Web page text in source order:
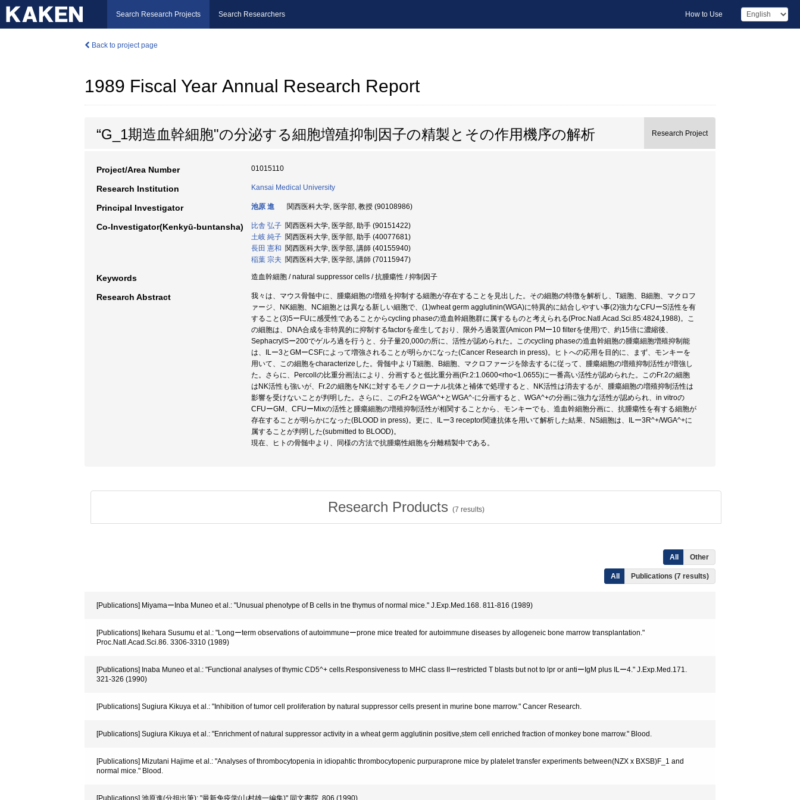
Search Research Projects Search Researchers How to Use
Back to project page
1989 Fiscal Year Annual Research Report
“G_1期造血幹細胞"の分泌する細胞増殖抑制因子の精製とその作用機序の解析 Research Project
Project/Area Number 01015110
Research Institution Kansai Medical University
Principal Investigator 池原 進 関西医科大学, 医学部, 教授 (90108986)
Co-Investigator(Kenkyū-buntansha) 比舎 弘子 関西医科大学, 医学部, 助手 (90151422)
土岐 純子 関西医科大学, 医学部, 助手 (40077681)
長田 憲和 関西医科大学, 医学部, 講師 (40155940)
稲葉 宗夫 関西医科大学, 医学部, 講師 (70115947)
Keywords 造血幹細胞 / natural suppressor cells / 抗腫瘍性 / 抑制因子
Research Abstract
我々は、マウス骨髄中に、腫瘍細胞の増殖を抑制する細胞が存在することを見出した。その細胞の特徴を解析し、T細胞、B細胞、マクロフ
ァージ、NK細胞、NC細胞とは異なる新しい細胞で、(1)wheat germ agglutinin(WGA)に特異的に結合しやすい事(2)強力なCFUーS活性を有
すること(3)5ーFUに感受性であることからcycling phaseの造血幹細胞群に属するものと考えられる(Proc.Natl.Acad.Sci.85:4824,1988)。こ
の細胞は、DNA合成を非特異的に抑制するfactorを産生しており、限外ろ過装置(Amicon PMー10 filterを使用)で、約15倍に濃縮後、
SephacrylSー200でゲルろ過を行うと、分子量20,000の所に、活性が認められた。このcycling phaseの造血幹細胞の腫瘍細胞増殖抑制能
は、ILー3とGMーCSFによって増強されることが明らかになった(Cancer Research in press)。ヒトへの応用を目的に、まず、モンキーを
用いて、この細胞をcharacterizeした。骨髄中よりT細胞、B細胞、マクロファージを除去するに従って、腫瘍細胞の増殖抑制活性が増強し
た。さらに、Percollの比重分画法により、分画すると低比重分画(Fr.2:1.0600<rho<1.0655)に一番高い活性が認められた。このFr.2の細胞
はNK活性も強いが、Fr.2の細胞をNKに対するモノクローナル抗体と補体で処理すると、NK活性は消去するが、腫瘍細胞の増殖抑制活性は
影響を受けないことが判明した。さらに、このFr.2をWGA^+とWGA^-に分画すると、WGA^+の分画に強力な活性が認められ、in vitroの
CFUーGM、CFUーMixの活性と腫瘍細胞の増殖抑制活性が相関することから、モンキーでも、造血幹細胞分画に、抗腫瘍性を有する細胞が
存在することが明らかになった(BLOOD in press)。更に、ILー3 receptor関連抗体を用いて解析した結果、NS細胞は、ILー3R^+/WGA^+に
属することが判明した(submitted to BLOOD)。
現在、ヒトの骨髄中より、同様の方法で抗腫瘍性細胞を分離精製中である。
Research Products (7 results)
All Other
All Publications (7 results)
[Publications] MiyamaーInba Muneo et al.: "Unusual phenotype of B cells in tne thymus of normal mice." J.Exp.Med.168. 811-816 (1989)
[Publications] Ikehara Susumu et al.: "Longーterm observations of autoimmuneーprone mice treated for autoimmune diseases by allogeneic bone marrow transplantation."
Proc.Natl.Acad.Sci.86. 3306-3310 (1989)
[Publications] Inaba Muneo et al.: "Functional analyses of thymic CD5^+ cells.Responsiveness to MHC class IIーrestricted T blasts but not to lpr or antiーIgM plus ILー4." J.Exp.Med.171.
321-326 (1990)
[Publications] Sugiura Kikuya et al.: "Inhibition of tumor cell proliferation by natural suppressor cells present in murine bone marrow." Cancer Research.
[Publications] Sugiura Kikuya et al.: "Enrichment of natural suppressor activity in a wheat germ agglutinin positive,stem cell enriched fraction of monkey bone marrow." Blood.
[Publications] Mizutani Hajime et al.: "Analyses of thrombocytopenia in idiopahtic thrombocytopenic purpuraprone mice by platelet transfer experiments between(NZX x BXSB)F_1 and
normal mice." Blood.
[Publications] 池原進(分担出筆): "最新免疫学(山村雄一編集)" 同文書院, 806 (1990)